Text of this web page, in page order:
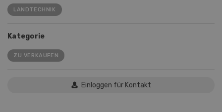
LANDTECHNIK
Kategorie
ZU VERKAUFEN
Einloggen für Kontakt